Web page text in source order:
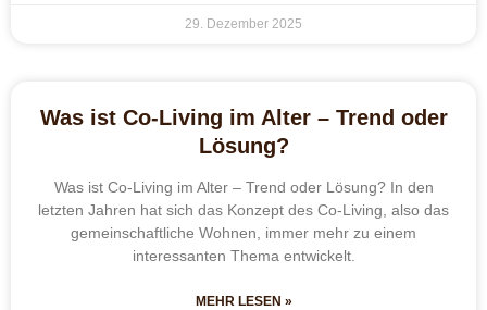
29. Dezember 2025
Was ist Co-Living im Alter – Trend oder
Lösung?
Was ist Co-Living im Alter – Trend oder Lösung? In den
letzten Jahren hat sich das Konzept des Co-Living, also das
gemeinschaftliche Wohnen, immer mehr zu einem
interessanten Thema entwickelt.
MEHR LESEN »